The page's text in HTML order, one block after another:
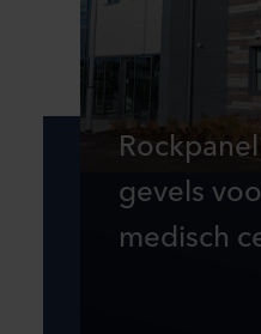
gevels
medisch